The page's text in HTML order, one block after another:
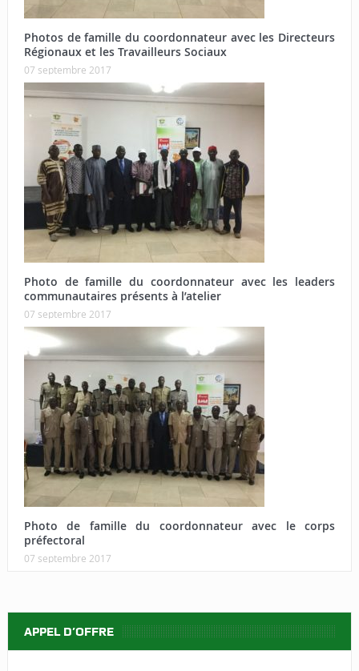
Photos de famille du coordonnateur avec les Directeurs
Régionaux et les Travailleurs Sociaux
07 septembre 2017
Photo de famille du coordonnateur avec les leaders
communautaires présents à l’atelier
07 septembre 2017
Photo de famille du coordonnateur avec le corps
préfectoral
07 septembre 2017
APPEL D’OFFRE